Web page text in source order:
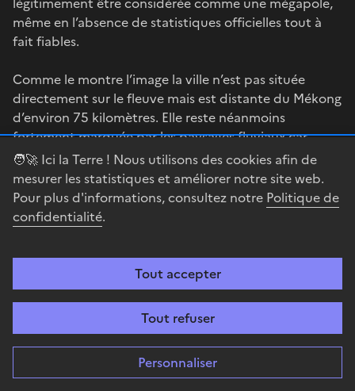
🧑‍🚀 Ici la Terre ! Nous utilisons des cookies afin de
mesurer les statistiques et améliorer notre site web.
Pour plus d'informations, consultez notre Politique de
confidentialité.
Tout accepter
Tout refuser
Personnaliser
même en l’absence de statistiques officielles tout à
fait fiables.
Comme le montre l’image la ville n’est pas située
directement sur le fleuve mais est distante du Mékong
d’environ 75 kilomètres. Elle reste néanmoins
fortement marquée par les paysages fluviaux car
traversée par la rivière Saïgon - qui sépare les districts
2 et 9 très dynamiques des autres districts et par la
Soài Rạp river (dans sa partie sud) qui se rattachent au
bassin hydrographique du fleuve Dong Nai (Sông
Đồng Nai). Cet aspect excentré par rapport au cœur
principale métropole économique de la région.
Par son rôle de commandement économique et sa
concentration des richesses et des emplois
stratégiques, Ho Chi Minh Ville une réelle métropole.
Sa croissance économique et démographique es très
nette, toute comme ses hauts niveaux de